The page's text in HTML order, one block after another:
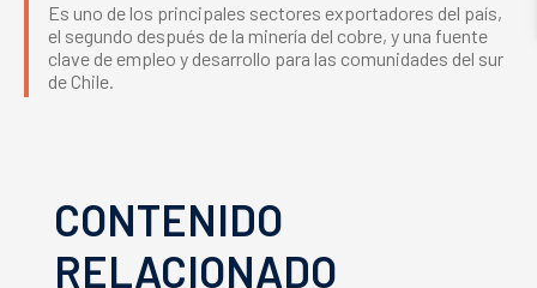
Es uno de los principales sectores exportadores del país,
el segundo después de la minería del cobre, y una fuente
clave de empleo y desarrollo para las comunidades del sur
de Chile.
CONTENIDO
RELACIONADO